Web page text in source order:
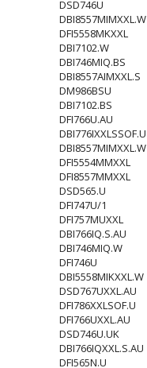
DSD746U
DBI8557MIMXXL.W
DFI5558MKXXL
DBI7102.W
DBI746MIQ.BS
DBI8557AIMXXL.S
DM986BSU
DBI7102.BS
DFI766U.AU
DBI776IXXLSSOF.U
DBI8557MIMXXL.W
DFI5554MMXXL
DFI8557MMXXL
DSD565.U
DFI747U/1
DFI757MUXXL
DBI766IQ.S.AU
DBI746MIQ.W
DFI746U
DBI5558MIKXXL.W
DSD767UXXL.AU
DFI786XXLSOF.U
DFI766UXXL.AU
DSD746U.UK
DBI766IQXXL.S.AU
DFI565N.U